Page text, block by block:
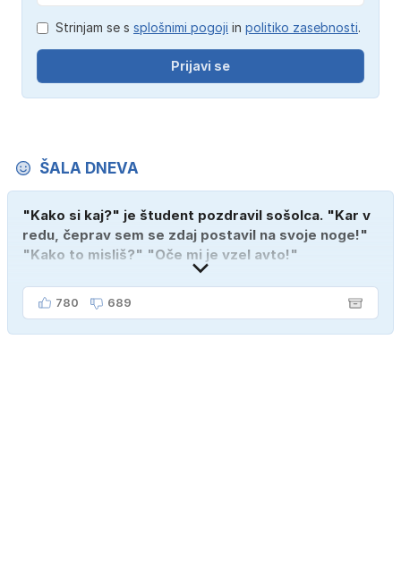
Strinjam se s splošnimi pogoji in politiko zasebnosti.
Prijavi se
ŠALA DNEVA
"Kako si kaj?" je študent pozdravil sošolca. "Kar v
redu, čeprav sem se zdaj postavil na svoje noge!"
"Kako to misliš?" "Oče mi je vzel avto!"
780 689